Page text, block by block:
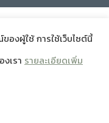
องผู้ใช้ การใช้เว็บไซต์นี้
งเรา รายละเอียดเพิ่ม